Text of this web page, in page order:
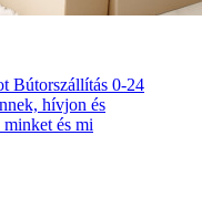
Bútorszállítás 0-24
hívjon és
és mi